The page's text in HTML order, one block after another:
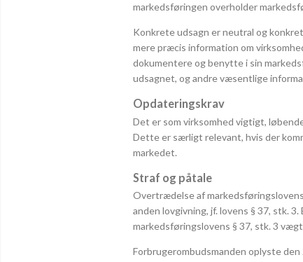
markedsføringen overholder
Konkrete udsagn er neutral og
mere præcis information om
dokumentere og benytte i sin
udsagnet, og andre væsentlige
Opdateringskrav
Det er som virksomhed vigtigt,
Dette er særligt relevant, hvis der
markedet.
Straf og påtale
Overtrædelse af
anden lovgivning, jf. lovens § 37, stk.
markedsføringslovens § 37, stk. 3
Forbrugerombudsmanden oplyste